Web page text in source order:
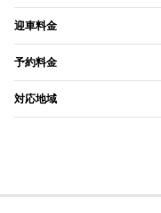
迎車料金
予約料金
対応地域